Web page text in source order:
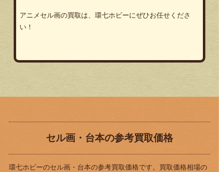
アニメセル画の買取は、環七ホビーにぜひお任せくださ
い！
セル画・台本の参考買取価格
環七ホビーのセル画・台本の参考買取価格です。買取価格相場の